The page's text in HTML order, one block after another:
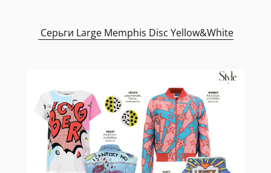
Серьги Large Memphis Disc Yellow&White